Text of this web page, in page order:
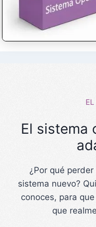
El sistema
¿Por qué
sistema nuevo?
conoces, para
que